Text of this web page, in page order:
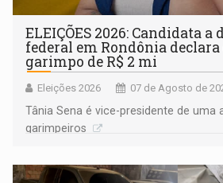
ELEIÇÕES 2026: Candidata a
federal em Rondônia declara
garimpo de R$ 2 mi
Eleições 2026 07 de Agosto de
Tânia Sena é vice-presidente de uma
garimpeiros